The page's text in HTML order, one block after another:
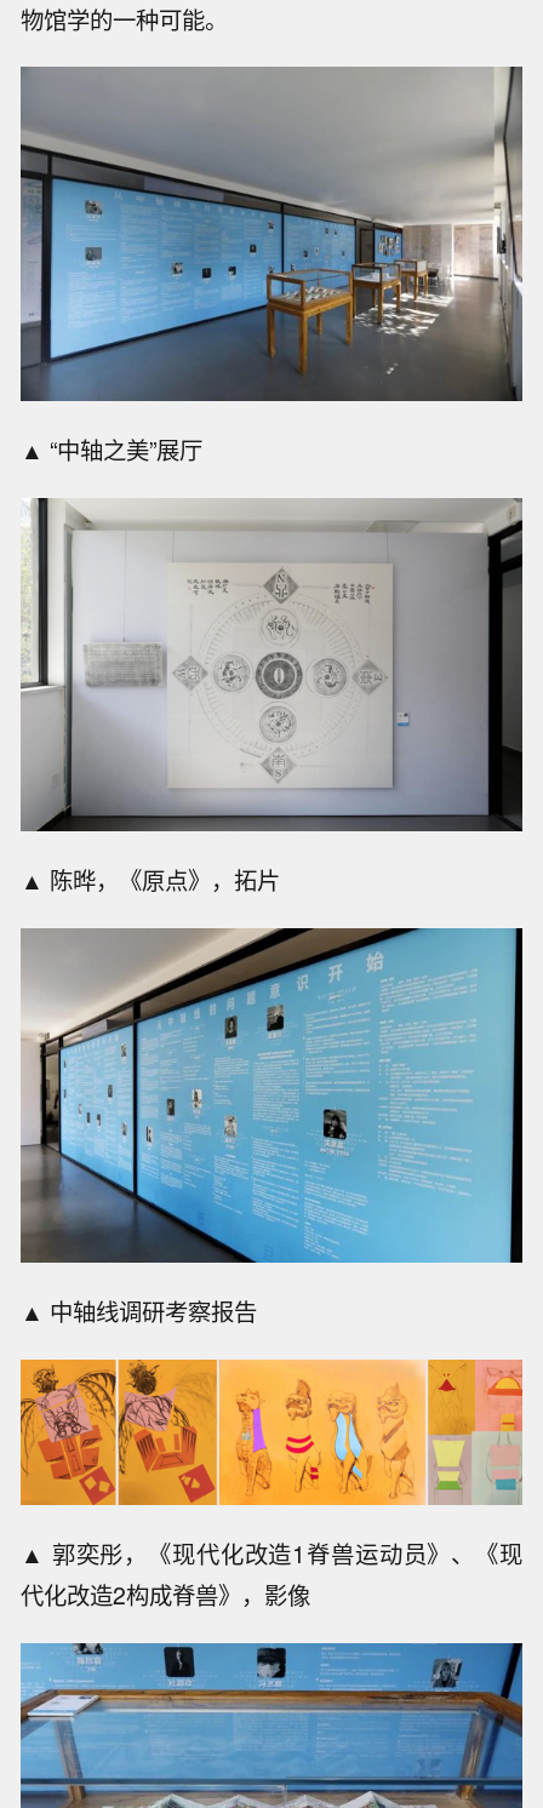
物馆学的一种可能。
▲ “中轴之美”展厅
▲ 陈晔，《原点》，拓片
▲ 中轴线调研考察报告
▲ 郭奕彤，《现代化改造1脊兽运动员》、《现
代化改造2构成脊兽》，影像